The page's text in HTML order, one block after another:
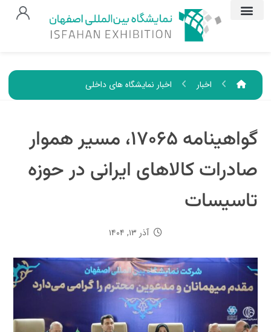
اخبار اخبار نمایشگاه های داخلی
گواهینامه ۱۷۰۶۵، مسیر هموار
صادرات کالاهای ایرانی در حوزه
تاسیسات
آذر ۱۳, ۱۴۰۴